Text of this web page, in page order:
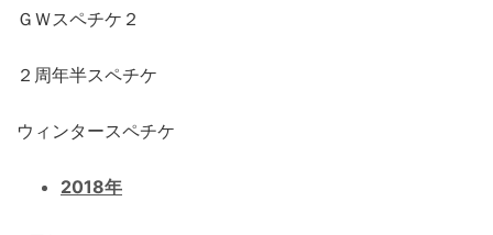
ＧＷスペチケ２
２周年半スペチケ
ウィンタースペチケ
2018年